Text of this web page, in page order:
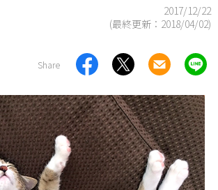
2017/12/22
(最終更新： 2018/04/02)
Share